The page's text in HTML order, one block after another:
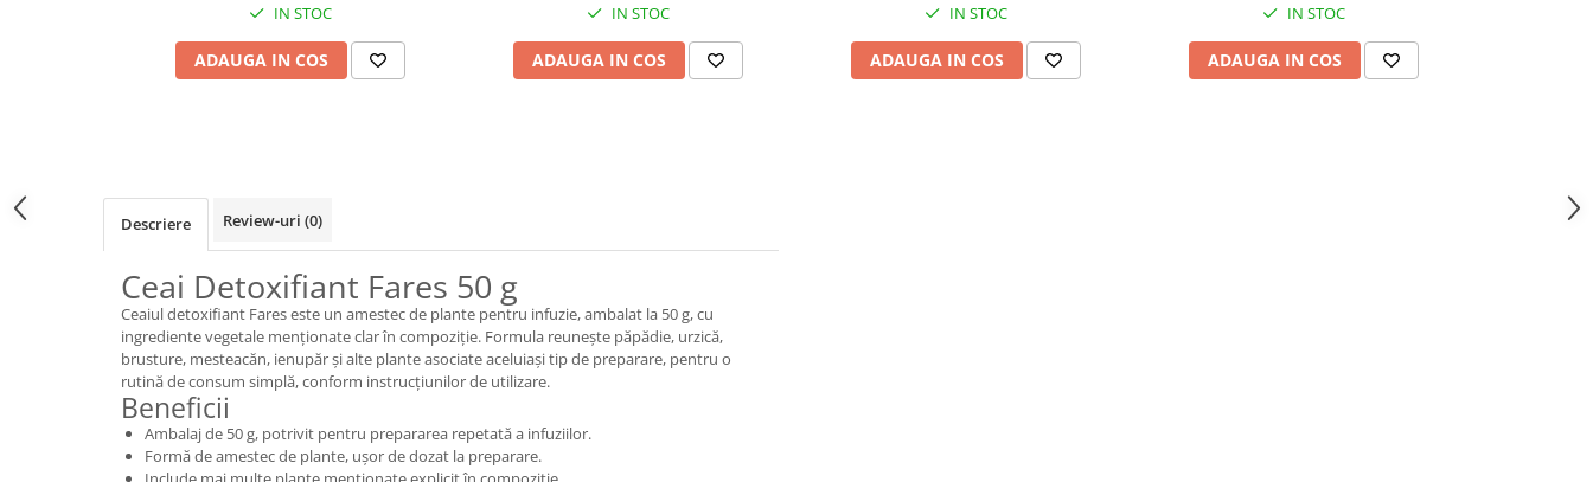
IN STOC
ADAUGA IN COS
IN STOC
ADAUGA IN COS
IN STOC
ADAUGA IN COS
IN STOC
ADAUGA IN COS
Descriere Review-uri (0)
Ceai Detoxifiant Fares 50 g
Ceaiul detoxifiant Fares este un amestec de plante pentru infuzie, ambalat la 50 g, cu
ingrediente vegetale menționate clar în compoziție. Formula reunește păpădie, urzică,
brusture, mesteacăn, ienupăr și alte plante asociate aceluiași tip de preparare, pentru o
rutină de consum simplă, conform instrucțiunilor de utilizare.
Beneficii
Ambalaj de 50 g, potrivit pentru prepararea repetată a infuziilor.
Formă de amestec de plante, ușor de dozat la preparare.